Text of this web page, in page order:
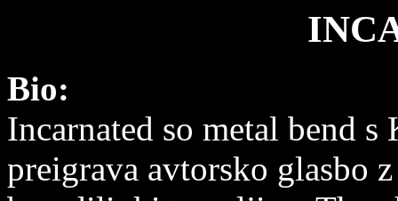
Bio:
Incarnated so metal bend s
preigrava avtorsko glasbo